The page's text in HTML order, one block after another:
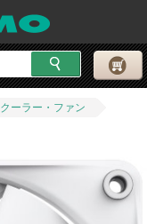
クーラー・ファン